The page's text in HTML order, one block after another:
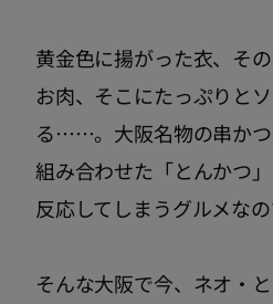
黄金色に揚がった衣、そ
お肉、そこにたっぷりと
る……。大阪名物の串かつ
組み合わせた「とんかつ
反応してしまうグルメなの
そんな大阪で今、ネオ・